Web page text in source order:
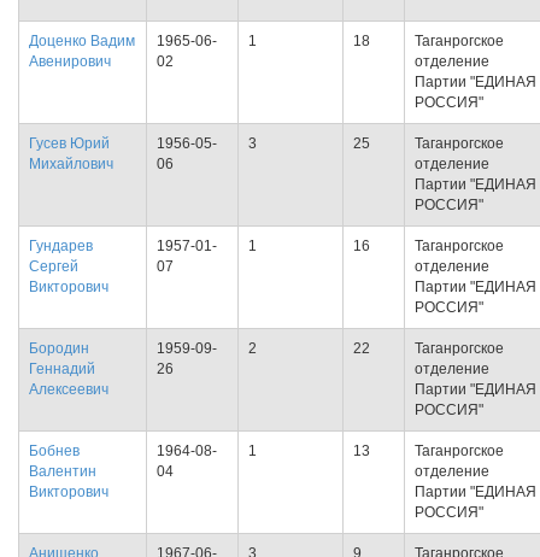
Доценко Вадим
Авенирович
1965-06-
02
1 18
Таганрогское
отделение
Партии "ЕДИНАЯ
РОССИЯ"
Гусев Юрий
Михайлович
1956-05-
06
3 25
Таганрогское
отделение
Партии "ЕДИНАЯ
РОССИЯ"
Гундарев
Сергей
Викторович
1957-01-
07
1 16
Таганрогское
отделение
Партии "ЕДИНАЯ
РОССИЯ"
Бородин
Геннадий
Алексеевич
1959-09-
26
2 22
Таганрогское
отделение
Партии "ЕДИНАЯ
РОССИЯ"
Бобнев
Валентин
Викторович
1964-08-
04
1 13
Таганрогское
отделение
Партии "ЕДИНАЯ
РОССИЯ"
Анищенко
1967-06-
3 9
Таганрогское